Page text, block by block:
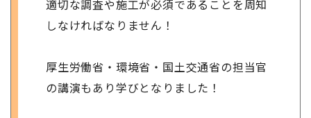
適切な調査や施工が必須であることを周知
しなければなりません！
厚生労働省・環境省・国土交通省の担当官
の講演もあり学びとなりました！